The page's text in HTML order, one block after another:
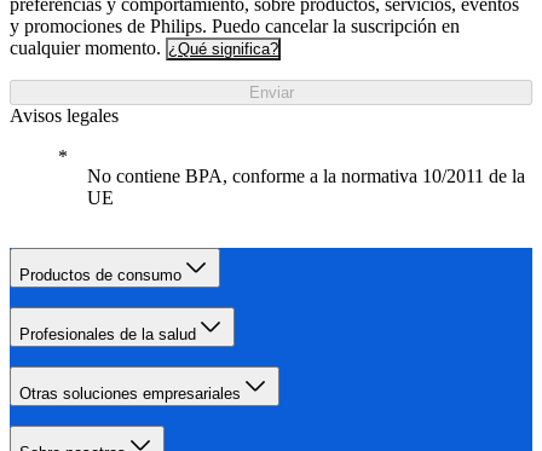
preferencias y comportamiento, sobre productos, servicios, eventos
y promociones de Philips. Puedo cancelar la suscripción en
cualquier momento. ¿Qué significa?
Enviar
Avisos legales
No contiene BPA, conforme a la normativa 10/2011 de la
UE
Productos de consumo
Profesionales de la salud
Otras soluciones empresariales